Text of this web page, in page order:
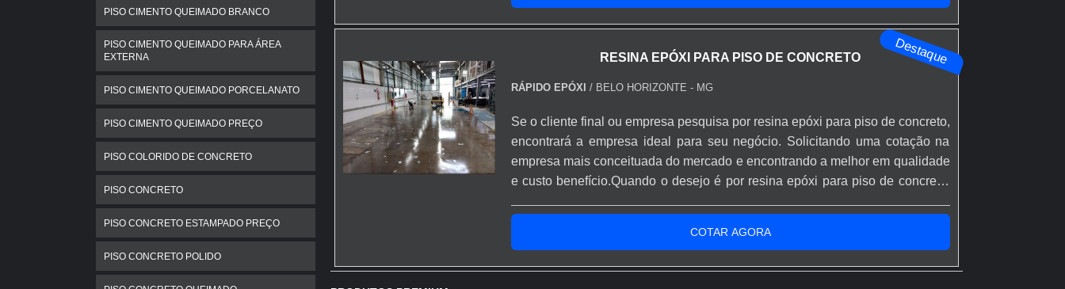
PISO CIMENTO QUEIMADO BRANCO
PISO CIMENTO QUEIMADO PARA ÁREA
EXTERNA
PISO CIMENTO QUEIMADO PORCELANATO
PISO CIMENTO QUEIMADO PREÇO
PISO COLORIDO DE CONCRETO
PISO CONCRETO
PISO CONCRETO ESTAMPADO PREÇO
PISO CONCRETO POLIDO
Destaque
RESINA EPÓXI PARA PISO DE CONCRETO
RÁPIDO EPÓXI / BELO HORIZONTE - MG
Se o cliente final ou empresa pesquisa por resina epóxi para piso de concreto,
encontrará a empresa ideal para seu negócio. Solicitando uma cotação na
empresa mais conceituada do mercado e encontrando a melhor em qualidade
e custo benefício.Quando o desejo é por resina epóxi para piso de concreto,
proteção com comprometimento com o resultado dos clientes.MAIS SOBRE...
COTAR AGORA